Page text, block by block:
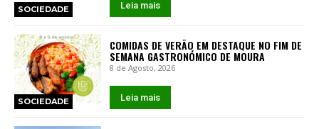
SOCIEDADE Leia mais
SOCIEDADE
COMIDAS DE VERÃO EM DESTAQUE NO FIM DE
SEMANA GASTRONÓMICO DE MOURA
8 de Agosto, 2026
Leia mais